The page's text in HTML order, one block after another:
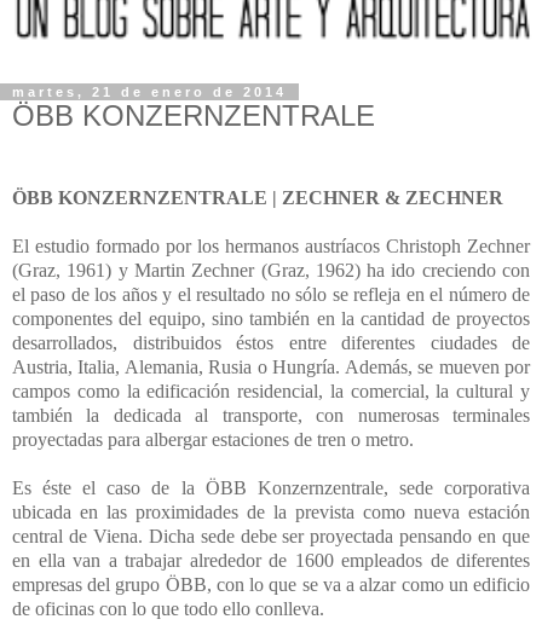
martes, 21 de enero de 2014
ÖBB KONZERNZENTRALE
ÖBB KONZERNZENTRALE | ZECHNER & ZECHNER
El estudio formado por los hermanos austríacos Christoph Zechner
(Graz, 1961) y Martin Zechner (Graz, 1962) ha ido creciendo con
el paso de los años y el resultado no sólo se refleja en el número de
componentes del equipo, sino también en la cantidad de proyectos
desarrollados, distribuidos éstos entre diferentes ciudades de
Austria, Italia, Alemania, Rusia o Hungría. Además, se mueven por
campos como la edificación residencial, la comercial, la cultural y
también la dedicada al transporte, con numerosas terminales
proyectadas para albergar estaciones de tren o metro.
Es éste el caso de la ÖBB Konzernzentrale, sede corporativa
ubicada en las proximidades de la prevista como nueva estación
central de Viena. Dicha sede debe ser proyectada pensando en que
en ella van a trabajar alrededor de 1600 empleados de diferentes
empresas del grupo ÖBB, con lo que se va a alzar como un edificio
de oficinas con lo que todo ello conlleva.